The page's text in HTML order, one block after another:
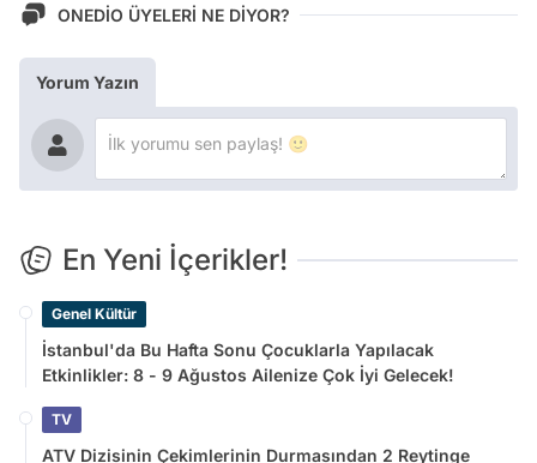
ONEDİO ÜYELERİ NE DİYOR?
Yorum Yazın
En Yeni İçerikler!
Genel Kültür
İstanbul'da Bu Hafta Sonu Çocuklarla Yapılacak
Etkinlikler: 8 - 9 Ağustos Ailenize Çok İyi Gelecek!
TV
ATV Dizisinin Çekimlerinin Durmasından 2 Reytinge